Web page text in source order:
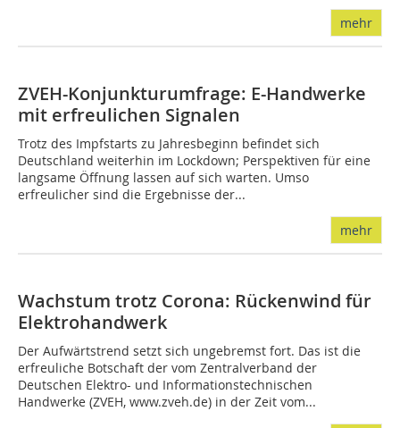
mehr
ZVEH-Konjunkturumfrage: E-Handwerke
mit erfreulichen Signalen
Trotz des Impfstarts zu Jahresbeginn befindet sich
Deutschland weiterhin im Lockdown; Perspektiven für eine
langsame Öffnung lassen auf sich warten. Umso
erfreulicher sind die Ergebnisse der...
mehr
Wachstum trotz Corona: Rückenwind für
Elektrohandwerk
Der Aufwärtstrend setzt sich ungebremst fort. Das ist die
erfreuliche Botschaft der vom Zentralverband der
Deutschen Elektro- und Informationstechnischen
Handwerke (ZVEH, www.zveh.de) in der Zeit vom...